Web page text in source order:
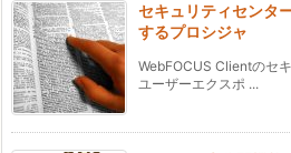
セキュリティセンタ
するプロシジャ
WebFOCUS Clientのセ
ユーザーエクスポ ...